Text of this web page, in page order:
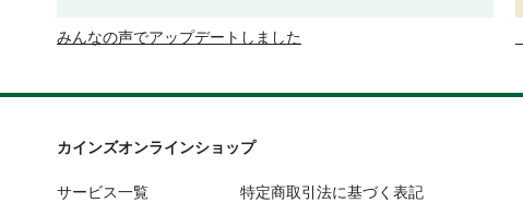
みんなの声でアップデートしました
カインズオンラインショップ
サービス一覧
特定商取引法に基づく表記